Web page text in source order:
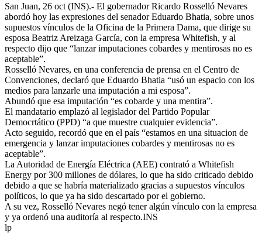
San Juan, 26 oct (INS).- El gobernador Ricardo Rosselló Nevares
abordó hoy las expresiones del senador Eduardo Bhatia, sobre unos
supuestos vínculos de la Oficina de la Primera Dama, que dirige su
esposa Beatriz Areizaga García, con la empresa Whitefish, y al
respecto dijo que “lanzar imputaciones cobardes y mentirosas no es
aceptable”.
Rosselló Nevares, en una conferencia de prensa en el Centro de
Convenciones, declaró que Eduardo Bhatia “usó un espacio con los
medios para lanzarle una imputación a mi esposa”.
Abundó que esa imputación “es cobarde y una mentira”.
El mandatario emplazó al legislador del Partido Popular
Democrtático (PPD) “a que muestre cualquier evidencia”.
Acto seguido, recordó que en el país “estamos en una situacion de
emergencia y lanzar imputaciones cobardes y mentirosas no es
aceptable”.
La Autoridad de Energía Eléctrica (AEE) contrató a Whitefish
Energy por 300 millones de dólares, lo que ha sido criticado debido
debido a que se habría materializado gracias a supuestos vínculos
políticos, lo que ya ha sido descartado por el gobierno.
A su vez, Rosselló Nevares negó tener algún vínculo con la empresa
y ya ordenó una auditoría al respecto.INS
lp